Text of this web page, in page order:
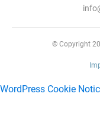
© Copyright
WordPress Cookie